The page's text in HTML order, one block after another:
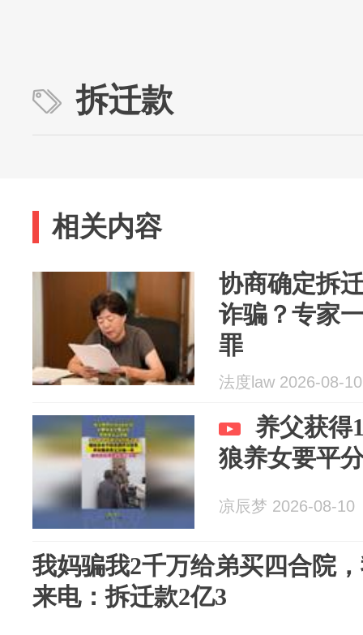
拆迁款
相关内容
协商确定拆
诈骗？专家
罪
法度law 2026-08-10
养父获得
狼养女要平
凉辰梦 2026-08-10
我妈骗我2千万给弟买四合院
来电：拆迁款2亿3